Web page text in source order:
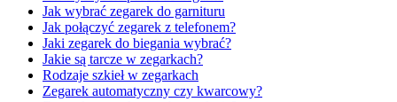
Jak wybrać zegarek do garnituru
Jak połączyć zegarek z telefonem?
Jaki zegarek do biegania wybrać?
Jakie są tarcze w zegarkach?
Rodzaje szkieł w zegarkach
Zegarek automatyczny czy kwarcowy?